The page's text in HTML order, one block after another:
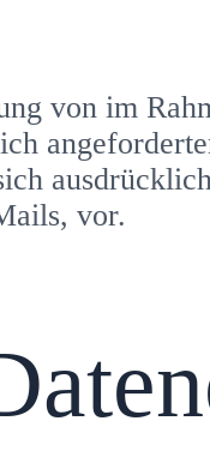
von im
vor.